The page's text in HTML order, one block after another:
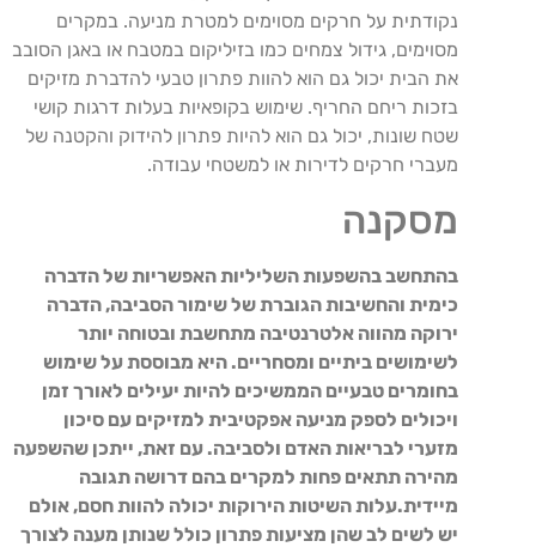
נקודתית על חרקים מסוימים למטרת מניעה. במקרים
מסוימים, גידול צמחים כמו בזיליקום במטבח או באגן הסובב
את הבית יכול גם הוא להוות פתרון טבעי להדברת מזיקים
בזכות ריחם החריף. שימוש בקופאיות בעלות דרגות קושי
שטח שונות, יכול גם הוא להיות פתרון להידוק והקטנה של
מעברי חרקים לדירות או למשטחי עבודה.
מסקנה
בהתחשב בהשפעות השליליות האפשריות של הדברה
כימית והחשיבות הגוברת של שימור הסביבה, הדברה
ירוקה מהווה אלטרנטיבה מתחשבת ובטוחה יותר
לשימושים ביתיים ומסחריים. היא מבוססת על שימוש
בחומרים טבעיים הממשיכים להיות יעילים לאורך זמן
ויכולים לספק מניעה אפקטיבית למזיקים עם סיכון
מזערי לבריאות האדם ולסביבה. עם זאת, ייתכן שהשפעה
מהירה תתאים פחות למקרים בהם דרושה תגובה
מיידית.עלות השיטות הירוקות יכולה להוות חסם, אולם
יש לשים לב שהן מציעות פתרון כולל שנותן מענה לצורך